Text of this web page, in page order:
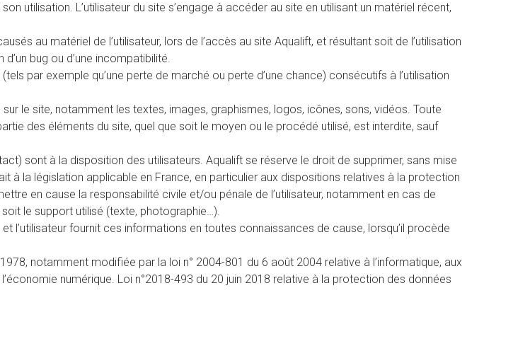
utilisation. L’utilisateur du site s’engage à accéder au site en utilisant un matériel récent,
au matériel de l’utilisateur, lors de l’accès au site Aqualift, et résultant soit de l’utilisation
bug ou d’une incompatibilité.
par exemple qu’une perte de marché ou perte d’une chance) consécutifs à l’utilisation
le site, notamment les textes, images, graphismes, logos, icônes, sons, vidéos. Toute
des éléments du site, quel que soit le moyen ou le procédé utilisé, est interdite, sauf
sont à la disposition des utilisateurs. Aqualift se réserve le droit de supprimer, sans mise
la législation applicable en France, en particulier aux dispositions relatives à la protection
en cause la responsabilité civile et/ou pénale de l’utilisateur, notamment en cas de
le support utilisé (texte, photographie…).
fournit ces informations en toutes connaissances de cause, lorsqu’il procède
notamment modifiée par la loi n° 2004-801 du 6 août 2004 relative à l’informatique, aux
numérique. Loi n°2018-493 du 20 juin 2018 relative à la protection des données